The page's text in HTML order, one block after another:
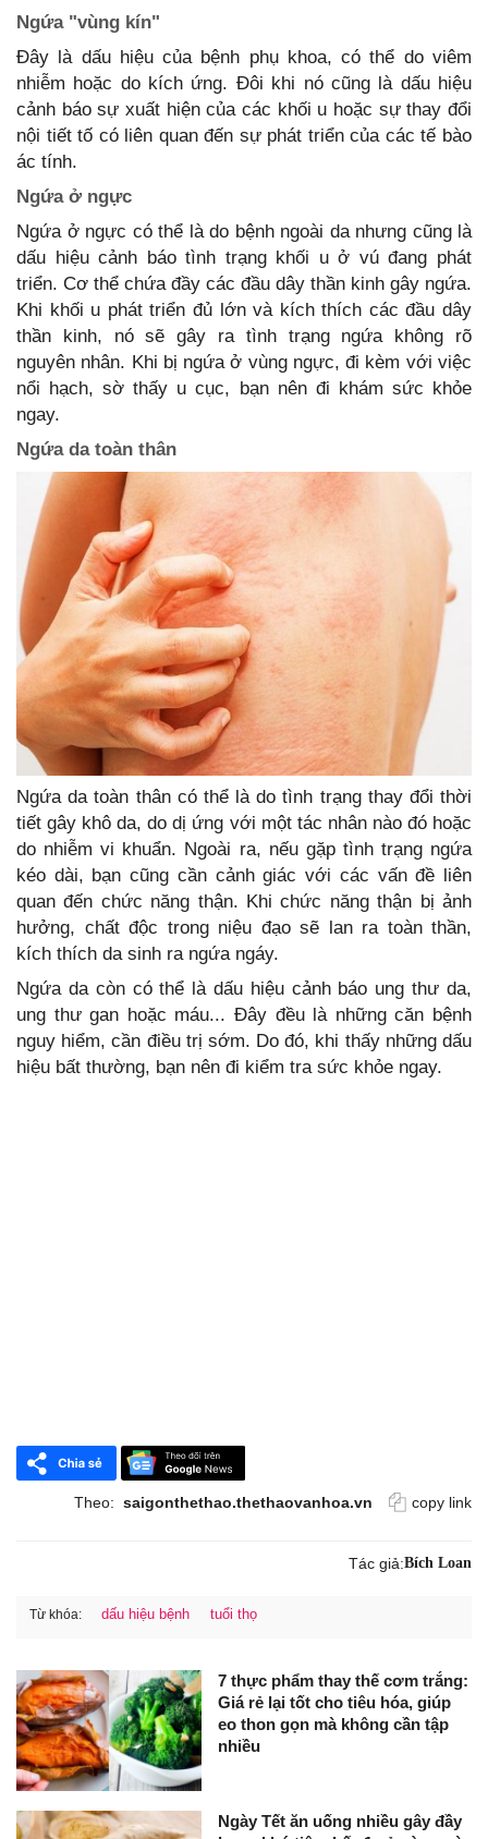
Ngứa "vùng kín"
Đây là dấu hiệu của bệnh phụ khoa, có thể do viêm
nhiễm hoặc do kích ứng. Đôi khi nó cũng là dấu hiệu
cảnh báo sự xuất hiện của các khối u hoặc sự thay đổi
nội tiết tố có liên quan đến sự phát triển của các tế bào
ác tính.
Ngứa ở ngực
Ngứa ở ngực có thể là do bệnh ngoài da nhưng cũng là
dấu hiệu cảnh báo tình trạng khối u ở vú đang phát
triển. Cơ thể chứa đầy các đầu dây thần kinh gây ngứa.
Khi khối u phát triển đủ lớn và kích thích các đầu dây
thần kinh, nó sẽ gây ra tình trạng ngứa không rõ
nguyên nhân. Khi bị ngứa ở vùng ngực, đi kèm với việc
nổi hạch, sờ thấy u cục, bạn nên đi khám sức khỏe
ngay.
Ngứa da toàn thân
Ngứa da toàn thân có thể là do tình trạng thay đổi thời
tiết gây khô da, do dị ứng với một tác nhân nào đó hoặc
do nhiễm vi khuẩn. Ngoài ra, nếu gặp tình trạng ngứa
kéo dài, bạn cũng cần cảnh giác với các vấn đề liên
quan đến chức năng thận. Khi chức năng thận bị ảnh
hưởng, chất độc trong niệu đạo sẽ lan ra toàn thần,
kích thích da sinh ra ngứa ngáy.
Ngứa da còn có thể là dấu hiệu cảnh báo ung thư da,
ung thư gan hoặc máu... Đây đều là những căn bệnh
nguy hiểm, cần điều trị sớm. Do đó, khi thấy những dấu
hiệu bất thường, bạn nên đi kiểm tra sức khỏe ngay.
Theo: saigonthethao.thethaovanhoa.vn copy link
Tác giả:Bích Loan
Từ khóa: dấu hiệu bệnh tuổi thọ
7 thực phẩm thay thế cơm trắng:
Giá rẻ lại tốt cho tiêu hóa, giúp
eo thon gọn mà không cần tập
nhiều
Ngày Tết ăn uống nhiều gây đầy